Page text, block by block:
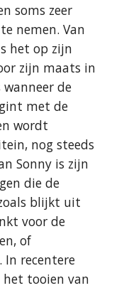
soms zeer
nemen. Van
het op zijn
zijn maats in
wanneer de
met de
wordt
nog steeds
Sonny is zijn
die de
blijkt uit
voor de
of
In recentere
tooien van